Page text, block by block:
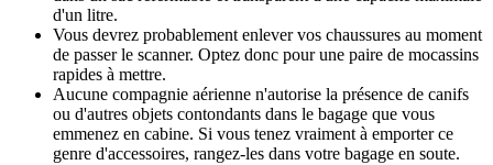
d'un litre.
Vous devrez probablement enlever vos chaussures au moment
de passer le scanner. Optez donc pour une paire de mocassins
rapides à mettre.
Aucune compagnie aérienne n'autorise la présence de canifs
ou d'autres objets contondants dans le bagage que vous
emmenez en cabine. Si vous tenez vraiment à emporter ce
genre d'accessoires, rangez-les dans votre bagage en soute.